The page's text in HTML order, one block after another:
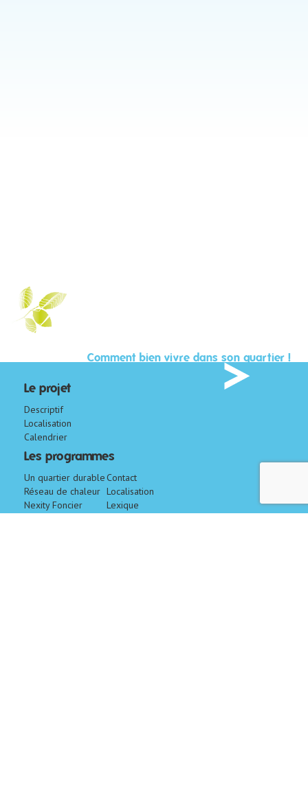
Comment bien vivre dans son quartier !
Le projet
Descriptif
Localisation
Calendrier
Les programmes
Un quartier durableContact
Réseau de chaleur Localisation
Nexity Foncier
Lexique